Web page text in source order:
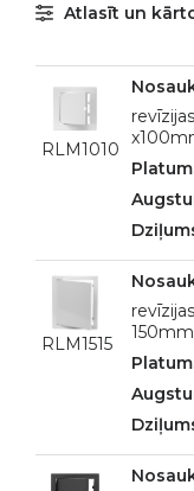
Atlasīt un
RLM1010
RLM1515
150mm